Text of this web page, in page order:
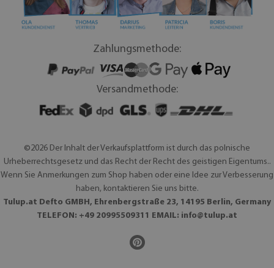
Zahlungsmethode:
Versandmethode:
©2026 Der Inhalt der Verkaufsplattform ist durch das polnische
Urheberrechtsgesetz und das Recht der Recht des geistigen Eigentums..
Wenn Sie Anmerkungen zum Shop haben oder eine Idee zur Verbesserung
haben, kontaktieren Sie uns bitte.
Tulup.at Defto GMBH, Ehrenbergstraße 23, 14195 Berlin, Germany
TELEFON: +49 20995509311 EMAIL: info@tulup.at